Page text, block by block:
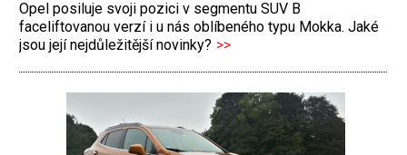
Opel posiluje svoji pozici v segmentu SUV B
faceliftovanou verzí i u nás oblíbeného typu Mokka. Jaké
jsou její nejdůležitější novinky? >>